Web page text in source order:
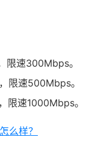
限速300Mbps。
限速500Mbps。
限速1000Mbps。
么样？